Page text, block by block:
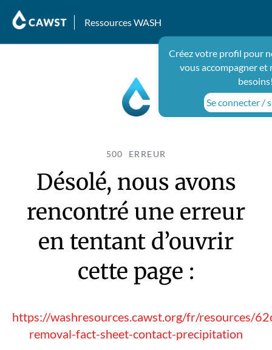
Ressources WASH
Créez votre profil pour
vous accompagner et
Se connecter /
500 ERREUR
Désolé, nous avons
rencontré une erreur
en tentant d’ouvrir
cette page :
https://washresources.cawst.org/fr/resources/
removal-fact-sheet-contact-precipitation